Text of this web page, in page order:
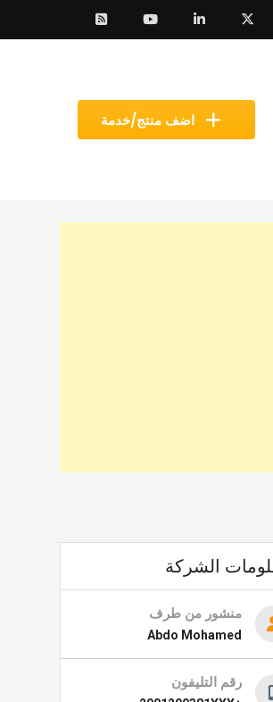
اضف منتج/خدمة
الشركة
منشور من طرف
Abdo Mohamed
رقم التليفون